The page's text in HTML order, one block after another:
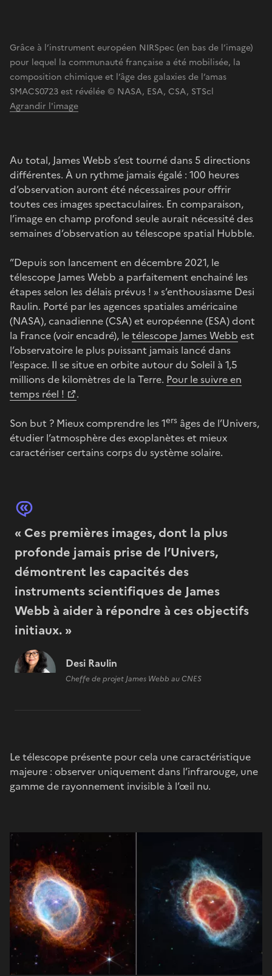
Grâce à l’instrument européen NIRSpec (en bas de l’image)
pour lequel la communauté française a été mobilisée, la
composition chimique et l’âge des galaxies de l’amas
SMACS0723 est révélée © NASA, ESA, CSA, STScl
Agrandir l'image
Au total, James Webb s’est tourné dans 5 directions
différentes. À un rythme jamais égalé : 100 heures
d’observation auront été nécessaires pour offrir
toutes ces images spectaculaires. En comparaison,
l’image en champ profond seule aurait nécessité des
semaines d’observation au télescope spatial Hubble.
”Depuis son lancement en décembre 2021, le
télescope James Webb a parfaitement enchainé les
étapes selon les délais prévus ! » s’enthousiasme Desi
Raulin. Porté par les agences spatiales américaine
(NASA), canadienne (CSA) et européenne (ESA) dont
la France (voir encadré), letélescope James Webb est
l’observatoire le plus puissant jamais lancé dans
l’espace. Il se situe en orbite autour du Soleil à 1,5
millions de kilomètres de la Terre. Pour le suivre en
temps réel !
.
Son but ? Mieux comprendre les 1ers âges de l’Univers,
étudier l’atmosphère des exoplanètes et mieux
caractériser certains corps du système solaire.
« Ces premières images, dont la plus
profonde jamais prise de l’Univers,
démontrent les capacités des
instruments scientifiques de James
Webb à aider à répondre à ces objectifs
initiaux. »
Desi Raulin
Cheffe de projet James Webb au CNES
Le télescope présente pour cela une caractéristique
majeure : observer uniquement dans l’infrarouge, une
gamme de rayonnement invisible à l’œil nu.